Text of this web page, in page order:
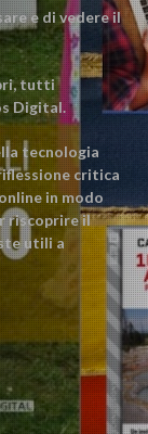
e di vedere il
tutti
Digital.
tecnologia
critica
in modo
riscoprire il
utili a